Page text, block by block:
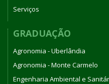
Serviços
GRADUAÇÃO
Agronomia - Uberlândia
Agronomia - Monte Carmelo
Engenharia Ambiental e